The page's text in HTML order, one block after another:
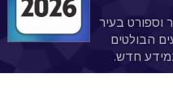
וספורט בעיר
הבולטים
חדש.